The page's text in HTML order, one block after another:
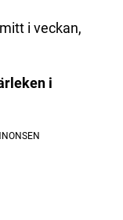
i veckan,
i